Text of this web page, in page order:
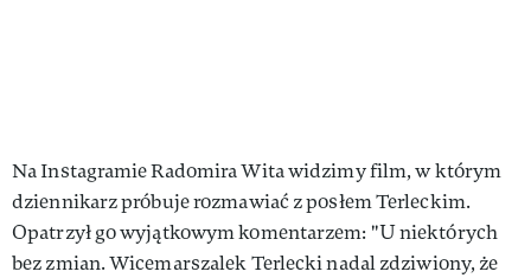
Na Instagramie Radomira Wita widzimy film, w którym
dziennikarz próbuje rozmawiać z posłem Terleckim.
Opatrzył go wyjątkowym komentarzem: "U niektórych
bez zmian. Wicemarszalek Terlecki nadal zdziwiony, że